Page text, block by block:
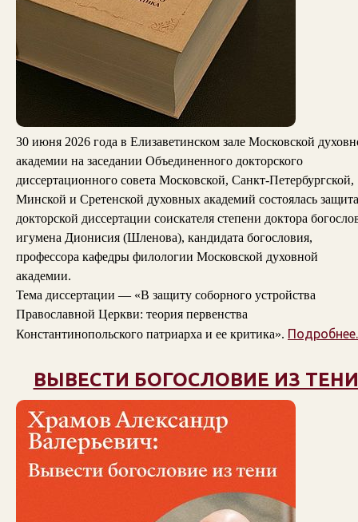
30 июня 2026 года в Елизаветинском зале Московской
академии на заседании Объединенного докторского
диссертационного совета Московской, Санкт-Петербургской,
Минской и Сретенской духовных академий состоялась защита
докторской диссертации соискателя степени доктора
игумена Дионисия (Шленова), кандидата богословия,
профессора кафедры филологии Московской духовной
академии.
Тема диссертации — «В защиту соборного устройства
Православной Церкви: теория первенства
Константинопольского патриарха и ее критика».
ВЫВЕСТИ БОГОСЛОВИЕ ИЗ ТЕНИ